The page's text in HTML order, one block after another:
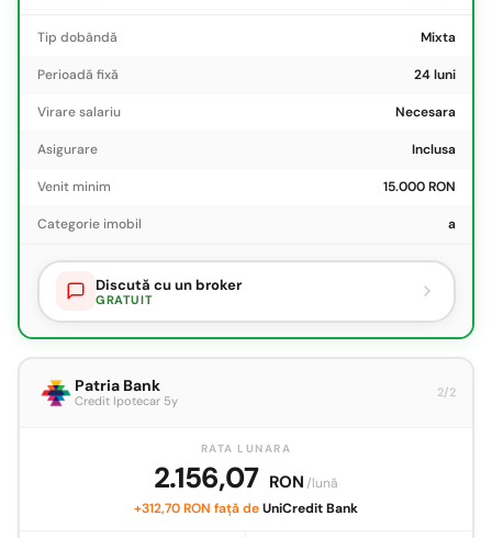
Tip dobândă Mixta
Perioadă fixă 24 luni
Virare salariu Necesara
Asigurare Inclusa
Venit minim 15.000 RON
Categorie imobil a
Discută cu un broker
GRATUIT
Patria Bank
Credit Ipotecar 5y
2/2
RATA LUNARA
2.156,07 RON /lună
+312,70 RON față deUniCredit Bank